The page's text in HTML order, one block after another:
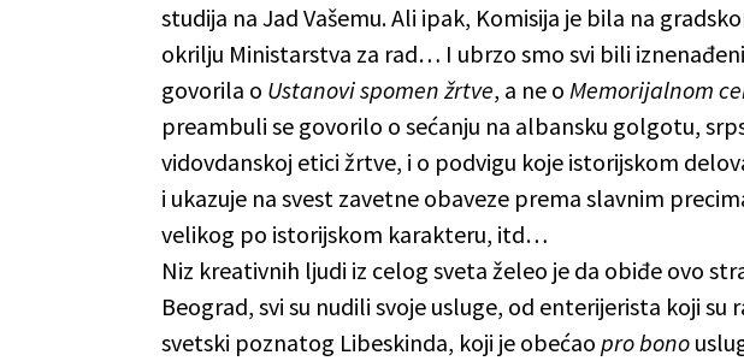
studija na Jad Vašemu. Ali ipak, Komisija je bila na
okrilju Ministarstva za rad… I ubrzo smo svi bili
govorila o Ustanovi spomen žrtve, a ne o Memorijalnom
preambuli se govorilo o sećanju na albansku golgotu,
vidovdanskoj etici žrtve, i o podvigu koje istorijskom
i ukazuje na svest zavetne obaveze prema slavnim
velikog po istorijskom karakteru, itd…
Niz kreativnih ljudi iz celog sveta želeo je da obiđe ovo
Beograd, svi su nudili svoje usluge, od enterijerista koji
svetski poznatog Libeskinda, koji je obećao pro bono